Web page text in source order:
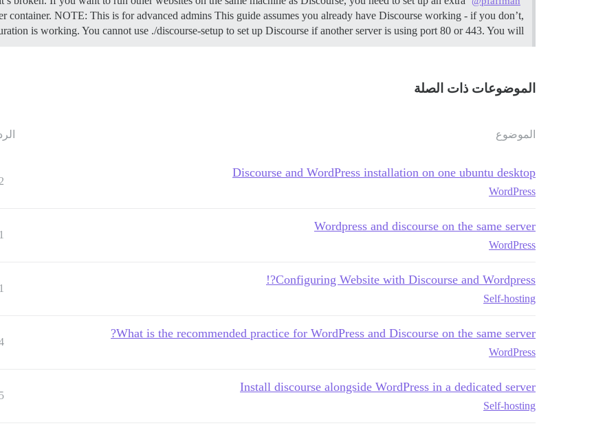
container. NOTE: This is for advanced admins This guide assumes you already have Discourse working - if you don’t,
is working. You cannot use ./discourse-setup to set up Discourse if another server is using port 80 or 443. You will…
الموضوعات ذات الصلة
الموضوع
Discourse and WordPress installation on one ubuntu desktop
WordPress
Wordpress and discourse on the same server
WordPress
Configuring Website with Discourse and Wordpress?!
Self-hosting
What is the recommended practice for WordPress and Discourse on the same server?
WordPress
Install discourse alongside WordPress in a dedicated server
Self-hosting